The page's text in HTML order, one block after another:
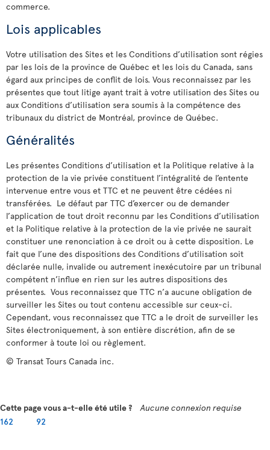
commerce.
Lois applicables
Votre utilisation des Sites et les Conditions d’utilisation sont régies
par les lois de la province de Québec et les lois du Canada, sans
égard aux principes de conflit de lois. Vous reconnaissez par les
présentes que tout litige ayant trait à votre utilisation des Sites ou
aux Conditions d’utilisation sera soumis à la compétence des
tribunaux du district de Montréal, province de Québec.
Généralités
Les présentes Conditions d’utilisation et la Politique relative à la
protection de la vie privée constituent l’intégralité de l’entente
intervenue entre vous et TTC et ne peuvent être cédées ni
transférées. Le défaut par TTC d’exercer ou de demander
l’application de tout droit reconnu par les Conditions d’utilisation
et la Politique relative à la protection de la vie privée ne saurait
constituer une renonciation à ce droit ou à cette disposition. Le
fait que l’une des dispositions des Conditions d’utilisation soit
déclarée nulle, invalide ou autrement inexécutoire par un tribunal
compétent n’influe en rien sur les autres dispositions des
présentes. Vous reconnaissez que TTC n’a aucune obligation de
surveiller les Sites ou tout contenu accessible sur ceux-ci.
Cependant, vous reconnaissez que TTC a le droit de surveiller les
Sites électroniquement, à son entière discrétion, afin de se
conformer à toute loi ou règlement.
© Transat Tours Canada inc.
Cette page vous a-t-elle été utile ?
Aucune connexion requise
162
92